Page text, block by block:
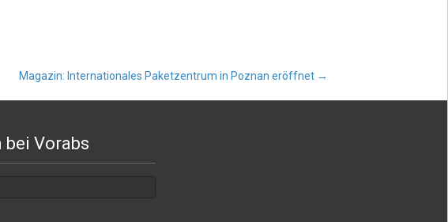
Magazin: Internationales Paketzentrum in Poznan eröffnet →
bei Vorabs